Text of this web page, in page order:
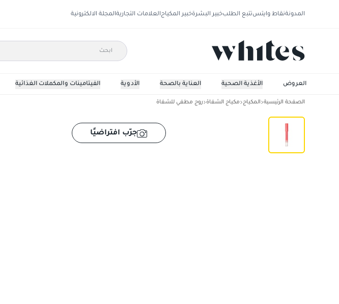
المدونةنقاط وايتستتبع الطلبخبير البشرةخبير المكياجالعلامات التجاريةالمجلة الالكترونية
الفيتامينات والمكملات الغذائية الأدوية العناية بالصحة الأغذية الصحية العروض
الصفحة الرئيسية المكياج مكياج الشفاة روج مطفي للشفاة
جرّب افتراضيًا